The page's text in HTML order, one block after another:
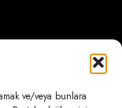
ve/veya bunlara